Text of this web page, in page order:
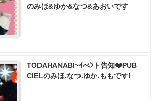
のみほ&ゆか&なつ&あおいです
TODAHANABI~ｲべﾝト告知❤️PUB
CIELのみほ.なつ.ゆか.ももです!